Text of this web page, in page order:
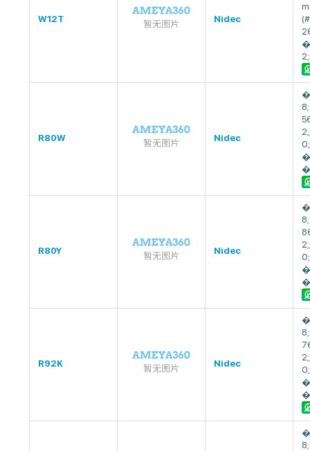
W12T Nidec
2;
R80W Nidec
R80Y Nidec
R92K Nidec